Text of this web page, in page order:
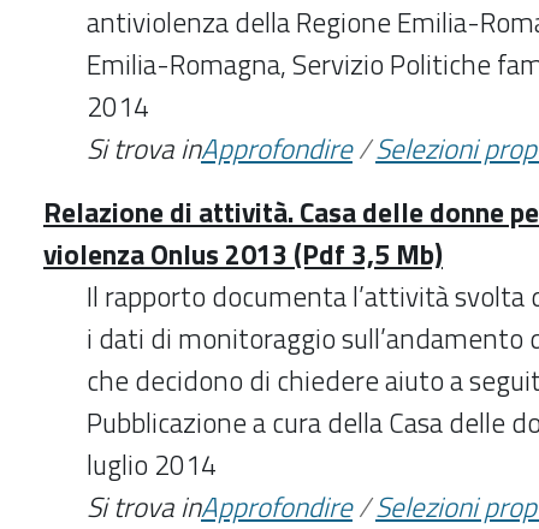
antiviolenza della Regione Emilia-
Emilia-Romagna, Servizio Politiche
2014
Si trova inApprofondire/Selezioni
Relazione di attività. Casa delle donne
violenza Onlus 2013 (Pdf 3,5 Mb)
Il rapporto documenta l’attività svolta
i dati di monitoraggio sull’andamento
che decidono di chiedere aiuto a
Pubblicazione a cura della Casa delle
luglio 2014
Si trova inApprofondire/Selezioni